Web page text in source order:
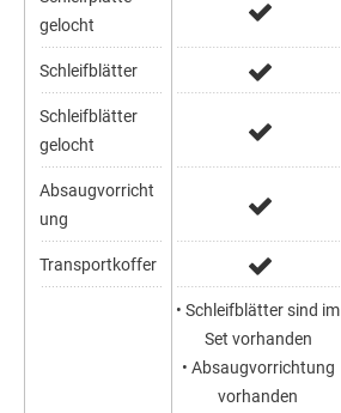
gelocht
Schleifblätter
Schleifblätter
gelocht
Absaugvorricht
ung
Transportkoffer
• Schleifblätter sind im
Set vorhanden
• Absaugvorrichtung
vorhanden